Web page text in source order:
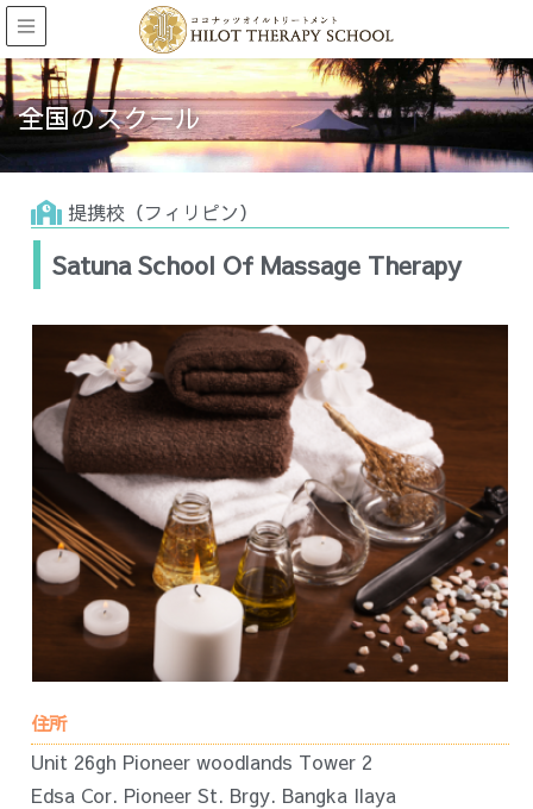
全国のスクール
提携校（フィリピン）
Satuna School Of Massage Therapy
住所
Unit 26gh Pioneer woodlands Tower 2
Edsa Cor. Pioneer St. Brgy. Bangka Ilaya